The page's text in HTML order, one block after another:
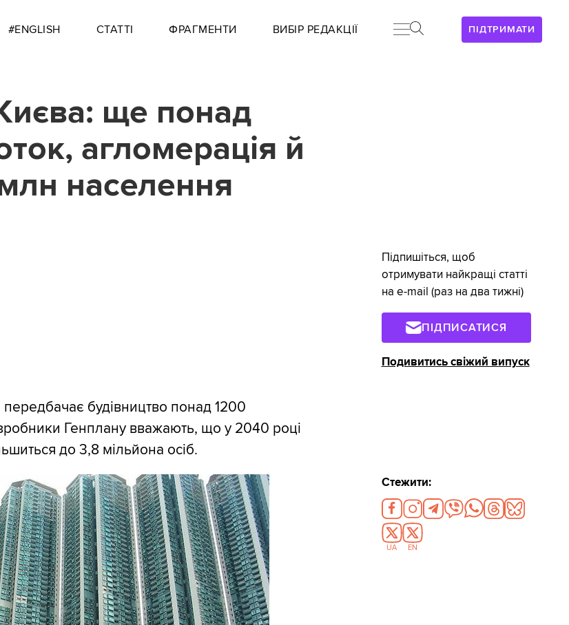
ПІДТРИМАТИ
#ENGLISH СТАТТІ ФРАГМЕНТИ ВИБІР РЕДАКЦІЇ
ще понад
агломерація й
населення
будівництво понад 1200
Генплану вважають, що у 2040 році
до 3,8 мільйона осіб.
Підпишіться, щоб
отримувати найкращі статті
на e-mail (раз на два тижні)
ПІДПИСАТИСЯ
Подивитись свіжий випуск
Стежити:
UA EN